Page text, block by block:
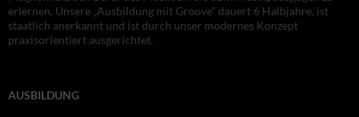
erlernen. Unsere „Ausbildung mit Groove“ dauert 6 Halbjahre, ist
staatlich anerkannt und ist durch unser modernes Konzept
praxisorientiert ausgerichtet.
AUSBILDUNG